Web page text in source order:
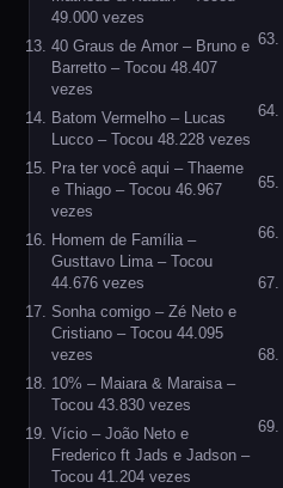
49.000 vezes
40 Graus de Amor – Bruno e
Barretto – Tocou 48.407
vezes
Batom Vermelho – Lucas
Lucco – Tocou 48.228 vezes
Pra ter você aqui – Thaeme
e Thiago – Tocou 46.967
vezes
Homem de Família –
Gusttavo Lima – Tocou
44.676 vezes
Sonha comigo – Zé Neto e
Cristiano – Tocou 44.095
vezes
10% – Maiara & Maraisa –
Tocou 43.830 vezes
Vício – João Neto e
Frederico ft Jads e Jadson –
Tocou 41.204 vezes